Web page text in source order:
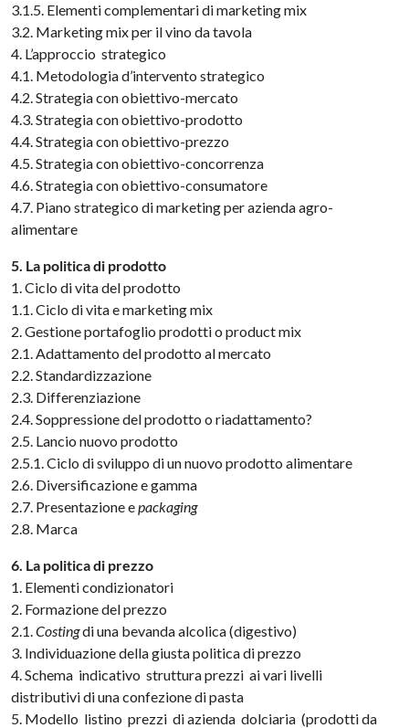
3.1.5. Elementi complementari di marketing mix
3.2. Marketing mix per il vino da tavola
4. L’approccio strategico
4.1. Metodologia d’intervento strategico
4.2. Strategia con obiettivo-mercato
4.3. Strategia con obiettivo-prodotto
4.4. Strategia con obiettivo-prezzo
4.5. Strategia con obiettivo-concorrenza
4.6. Strategia con obiettivo-consumatore
4.7. Piano strategico di marketing per azienda agro-
alimentare
5. La politica di prodotto
1. Ciclo di vita del prodotto
1.1. Ciclo di vita e marketing mix
2. Gestione portafoglio prodotti o product mix
2.1. Adattamento del prodotto al mercato
2.2. Standardizzazione
2.3. Differenziazione
2.4. Soppressione del prodotto o riadattamento?
2.5. Lancio nuovo prodotto
2.5.1. Ciclo di sviluppo di un nuovo prodotto alimentare
2.6. Diversificazione e gamma
2.7. Presentazione epackaging
2.8. Marca
6. La politica di prezzo
1. Elementi condizionatori
2. Formazione del prezzo
2.1.Costingdi una bevanda alcolica (digestivo)
3. Individuazione della giusta politica di prezzo
4. Schema indicativo struttura prezzi ai vari livelli
distributivi di una confezione di pasta
5. Modello listino prezzi di azienda dolciaria (prodotti da